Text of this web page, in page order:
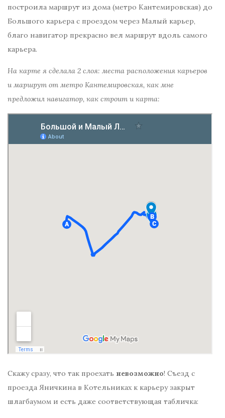
построила маршрут из дома (метро Кантемировская) до
Большого карьера с проездом через Малый карьер,
благо навигатор прекрасно вел маршрут вдоль самого
карьера.
На карте я сделала 2 слоя: места расположения карьеров
и маршрут от метро Кантемировская, как мне
предложил навигатор, как строит и карта:
Скажу сразу, что так проехать невозможно! Съезд с
проезда Яничкина в Котельниках к карьеру закрыт
шлагбаумом и есть даже соответствующая табличка: